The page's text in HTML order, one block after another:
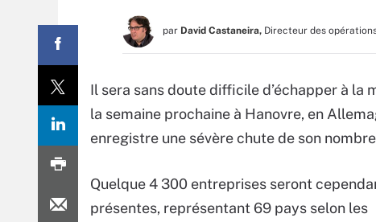
par David Castaneira, Directeur des
Il sera sans doute difficile d’échapper à
la semaine prochaine à Hanovre, en
enregistre une sévère chute de son
Quelque 4 300 entreprises seront
présentes, représentant 69 pays selon les